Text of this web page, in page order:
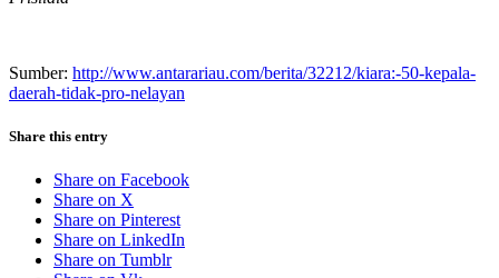
Sumber: http://www.antarariau.com/berita/32212/kiara:-50-kepala-
daerah-tidak-pro-nelayan
Share this entry
Share on Facebook
Share on X
Share on Pinterest
Share on LinkedIn
Share on Tumblr